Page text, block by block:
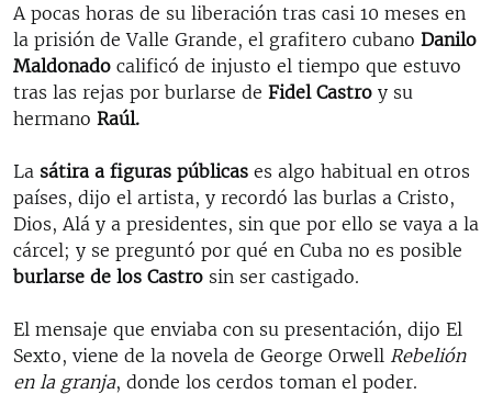
LA INVASIÓN DE RUSIA A UCRANIA
A pocas horas de su liberación tras casi 10 meses en
la prisión de Valle Grande, el grafitero cubano Danilo
Maldonado calificó de injusto el tiempo que estuvo
tras las rejas por burlarse de Fidel Castro y su
hermano Raúl.
La sátira a figuras públicas es algo habitual en otros
países, dijo el artista, y recordó las burlas a Cristo,
Dios, Alá y a presidentes, sin que por ello se vaya a la
cárcel; y se preguntó por qué en Cuba no es posible
burlarse de los Castro sin ser castigado.
El mensaje que enviaba con su presentación, dijo El
Sexto, viene de la novela de George Orwell Rebelión
en la granja, donde los cerdos toman el poder.